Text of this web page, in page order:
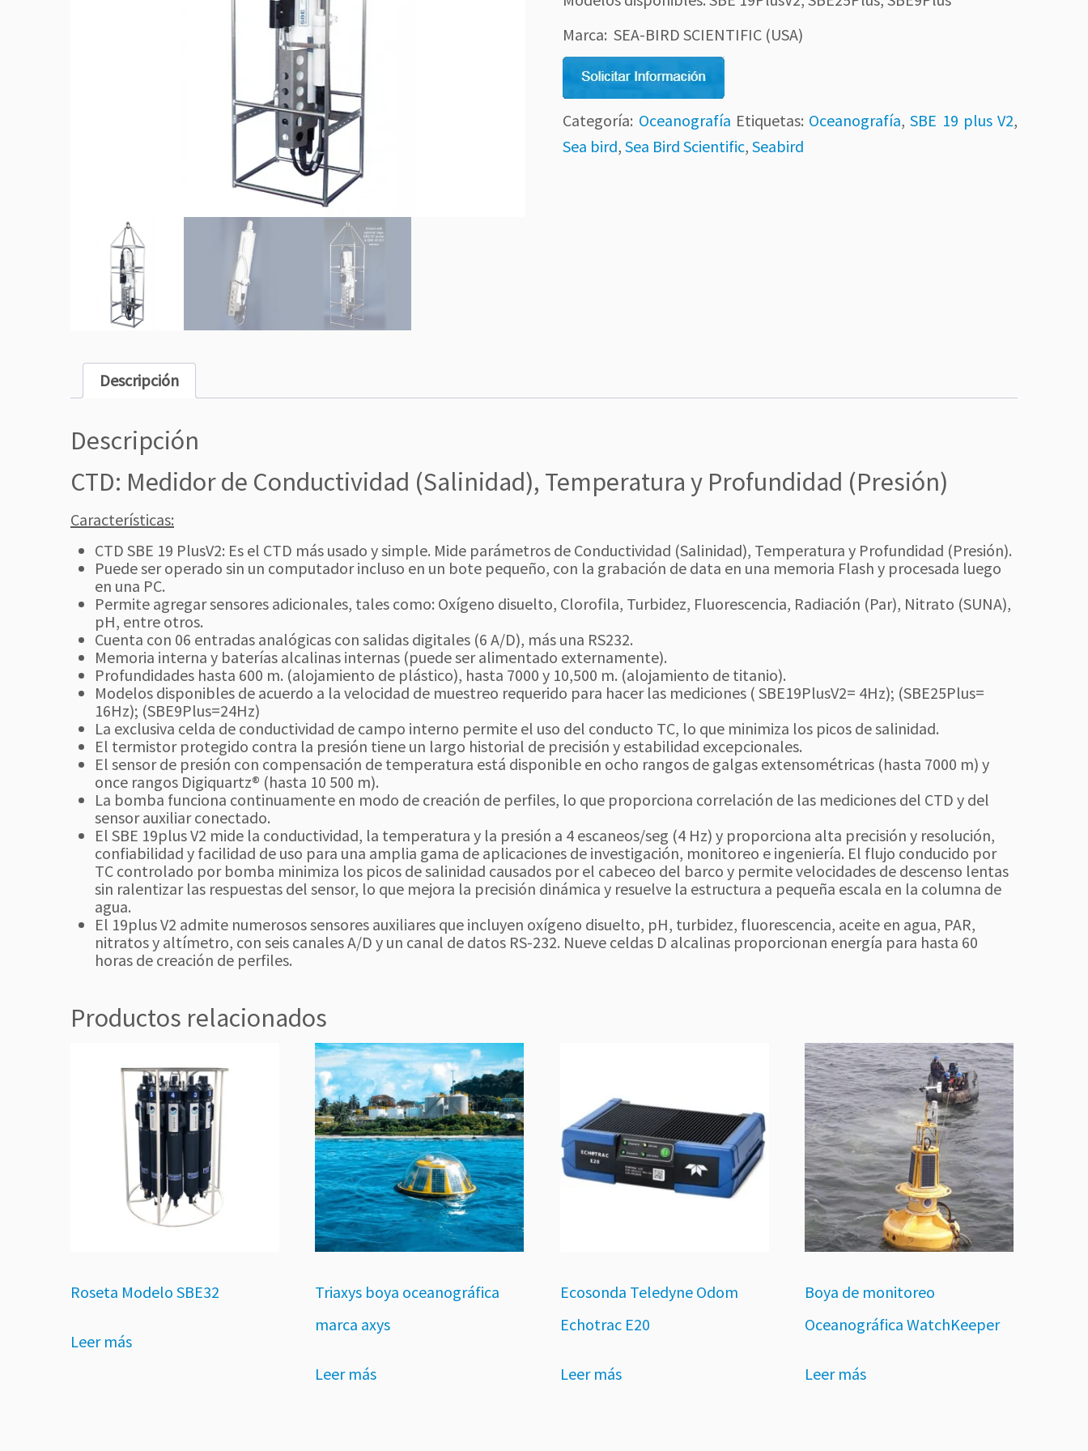
Marca: SEA-BIRD SCIENTIFIC (USA)
Categoría: Oceanografía Etiquetas: Oceanografía,SBE 19 plus V2,
Sea bird,Sea Bird Scientific,Seabird
Descripción
Descripción
CTD: Medidor de Conductividad (Salinidad), Temperatura y Profundidad (Presión)
Características:
CTD SBE 19 PlusV2: Es el CTD más usado y simple. Mide parámetros de Conductividad (Salinidad), Temperatura y Profundidad (Presión).
Puede ser operado sin un computador incluso en un bote pequeño, con la grabación de data en una memoria Flash y procesada luego
en una PC.
Permite agregar sensores adicionales, tales como: Oxígeno disuelto, Clorofila, Turbidez, Fluorescencia, Radiación (Par), Nitrato (SUNA),
pH, entre otros.
Cuenta con 06 entradas analógicas con salidas digitales (6 A/D), más una RS232.
Memoria interna y baterías alcalinas internas (puede ser alimentado externamente).
Profundidades hasta 600 m. (alojamiento de plástico), hasta 7000 y 10,500 m. (alojamiento de titanio).
Modelos disponibles de acuerdo a la velocidad de muestreo requerido para hacer las mediciones ( SBE19PlusV2= 4Hz); (SBE25Plus=
16Hz); (SBE9Plus=24Hz)
La exclusiva celda de conductividad de campo interno permite el uso del conducto TC, lo que minimiza los picos de salinidad.
El termistor protegido contra la presión tiene un largo historial de precisión y estabilidad excepcionales.
El sensor de presión con compensación de temperatura está disponible en ocho rangos de galgas extensométricas (hasta 7000 m) y
once rangos Digiquartz® (hasta 10 500 m).
La bomba funciona continuamente en modo de creación de perfiles, lo que proporciona correlación de las mediciones del CTD y del
sensor auxiliar conectado.
El SBE 19plus V2 mide la conductividad, la temperatura y la presión a 4 escaneos/seg (4 Hz) y proporciona alta precisión y resolución,
confiabilidad y facilidad de uso para una amplia gama de aplicaciones de investigación, monitoreo e ingeniería. El flujo conducido por
TC controlado por bomba minimiza los picos de salinidad causados ​​por el cabeceo del barco y permite velocidades de descenso lentas
sin ralentizar las respuestas del sensor, lo que mejora la precisión dinámica y resuelve la estructura a pequeña escala en la columna de
agua.
El 19plus V2 admite numerosos sensores auxiliares que incluyen oxígeno disuelto, pH, turbidez, fluorescencia, aceite en agua, PAR,
nitratos y altímetro, con seis canales A/D y un canal de datos RS-232. Nueve celdas D alcalinas proporcionan energía para hasta 60
horas de creación de perfiles.
Productos relacionados
Roseta Modelo SBE32
Leer más
Triaxys boya oceanográfica
marca axys
Leer más
Ecosonda Teledyne Odom
Echotrac E20
Leer más
Boya de monitoreo
Oceanográfica WatchKeeper
Leer más